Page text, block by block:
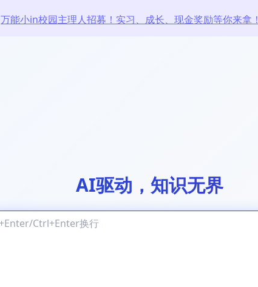
万能小in校园主理人招募！实习、成长、现金奖励等你来拿！
AI驱动，知识无界